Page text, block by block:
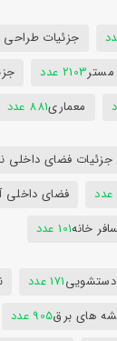
جزئیات طراحی
2103 عدد
معماری881 عدد
جزئیات فضای داخلی
فضای داخلی
خانه101 عدد
171 عدد
های برق905 عدد